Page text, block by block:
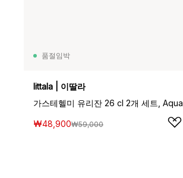
품절임박
Iittala | 이딸라
가스테헬미 유리잔 26 cl 2개 세트, Aqua
₩48,900₩59,000